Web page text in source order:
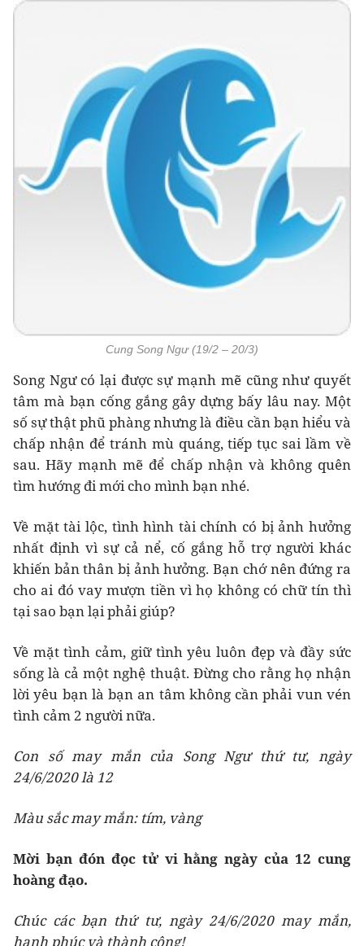
Cung Song Ngư (19/2 – 20/3)
Song Ngư có lại được sự mạnh mẽ cũng như quyết
tâm mà bạn cống gắng gây dựng bấy lâu nay. Một
số sự thật phũ phàng nhưng là điều cần bạn hiểu và
chấp nhận để tránh mù quáng, tiếp tục sai lầm về
sau. Hãy mạnh mẽ để chấp nhận và không quên
tìm hướng đi mới cho mình bạn nhé.
Về mặt tài lộc, tình hình tài chính có bị ảnh hưởng
nhất định vì sự cả nể, cố gắng hỗ trợ người khác
khiến bản thân bị ảnh hưởng. Bạn chớ nên đứng ra
cho ai đó vay mượn tiền vì họ không có chữ tín thì
tại sao bạn lại phải giúp?
Về mặt tình cảm, giữ tình yêu luôn đẹp và đầy sức
sống là cả một nghệ thuật. Đừng cho rằng họ nhận
lời yêu bạn là bạn an tâm không cần phải vun vén
tình cảm 2 người nữa.
Con số may mắn của Song Ngư thứ tư, ngày
24/6/2020 là 12
Màu sắc may mắn: tím, vàng
Mời bạn đón đọc tử vi hằng ngày của 12 cung
hoàng đạo.
Chúc các bạn thứ tư, ngày 24/6/2020 may mắn,
hạnh phúc và thành công!